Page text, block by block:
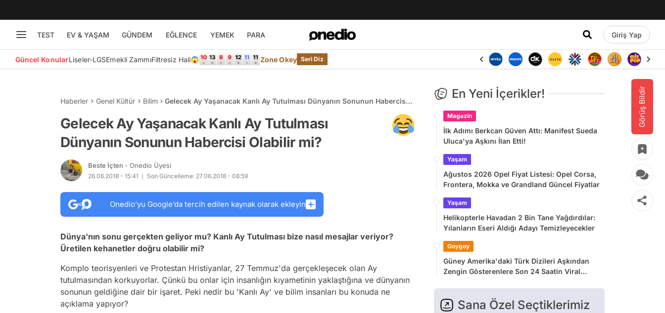
TEST EV & YAŞAM GÜNDEM EĞLENCE YEMEK PARA Giriş Yap
Güncel KonularLiseler-LGSEmekli ZammıFiltresiz Hali😱 Zone Okey Seri Diz
Görüş Bildir
Haberler Genel Kültür Bilim
Gelecek Ay Yaşanacak Kanlı Ay Tutulması Dünyanın Sonunun Habercisi
Gelecek Ay Yaşanacak Kanlı Ay Tutulması
Dünyanın Sonunun Habercisi Olabilir mi?
Beste İçten - Onedio Üyesi
26.06.2018 - 15:41 Son Güncelleme: 27.06.2018 - 08:59
Onedio’yu Google’da tercih edilen kaynak olarak ekleyin
Dünya'nın sonu gerçekten geliyor mu? Kanlı Ay Tutulması bize nasıl mesajlar veriyor?
Üretilen kehanetler doğru olabilir mi?
Komplo teorisyenleri ve Protestan Hristiyanlar, 27 Temmuz'da gerçekleşecek olan Ay
tutulmasından korkuyorlar. Çünkü bu onlar için insanlığın kıyametinin yaklaştığına ve dünyanın
sonunun geldiğine dair bir işaret. Peki nedir bu 'Kanlı Ay' ve bilim insanları bu konuda ne
açıklama yapıyor?
En Yeni İçerikler!
Magazin
İlk Adımı Berkcan Güven Attı: Manifest Sueda
Uluca'ya Aşkını İlan Etti!
Yaşam
Ağustos 2026 Opel Fiyat Listesi: Opel Corsa,
Frontera, Mokka ve Grandland Güncel Fiyatlar
Yaşam
Helikopterle Havadan 2 Bin Tane Yağdırdılar:
Yılanların Eseri Aldığı Adayı Temizleyecekler
Goygoy
Güney Amerika'daki Türk Dizileri Aşkından
Zengin Gösterenlere Son 24 Saatin Viral
Sana Özel Seçtiklerimiz